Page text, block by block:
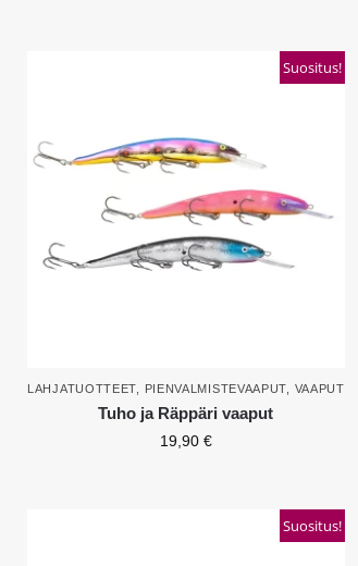
Suositus!
LAHJATUOTTEET PIENVALMISTEVAAPUT VAAPUT
Tuho ja Räppäri vaaput
19,90 €
Suositus!